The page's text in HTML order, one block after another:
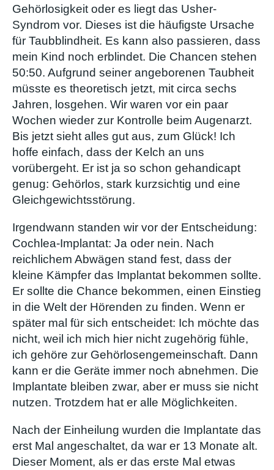
Gehörlosigkeit oder es liegt das Usher-
Syndrom vor. Dieses ist die häufigste Ursache
für Taubblindheit. Es kann also passieren, dass
mein Kind noch erblindet. Die Chancen stehen
50:50. Aufgrund seiner angeborenen Taubheit
müsste es theoretisch jetzt, mit circa sechs
Jahren, losgehen. Wir waren vor ein paar
Wochen wieder zur Kontrolle beim Augenarzt.
Bis jetzt sieht alles gut aus, zum Glück! Ich
hoffe einfach, dass der Kelch an uns
vorübergeht. Er ist ja so schon gehandicapt
genug: Gehörlos, stark kurzsichtig und eine
Gleichgewichtsstörung.
Irgendwann standen wir vor der Entscheidung:
Cochlea-Implantat: Ja oder nein. Nach
reichlichem Abwägen stand fest, dass der
kleine Kämpfer das Implantat bekommen sollte.
Er sollte die Chance bekommen, einen Einstieg
in die Welt der Hörenden zu finden. Wenn er
später mal für sich entscheidet: Ich möchte das
nicht, weil ich mich hier nicht zugehörig fühle,
ich gehöre zur Gehörlosengemeinschaft. Dann
kann er die Geräte immer noch abnehmen. Die
Implantate bleiben zwar, aber er muss sie nicht
nutzen. Trotzdem hat er alle Möglichkeiten.
Nach der Einheilung wurden die Implantate das
erst Mal angeschaltet, da war er 13 Monate alt.
Dieser Moment, als er das erste Mal etwas